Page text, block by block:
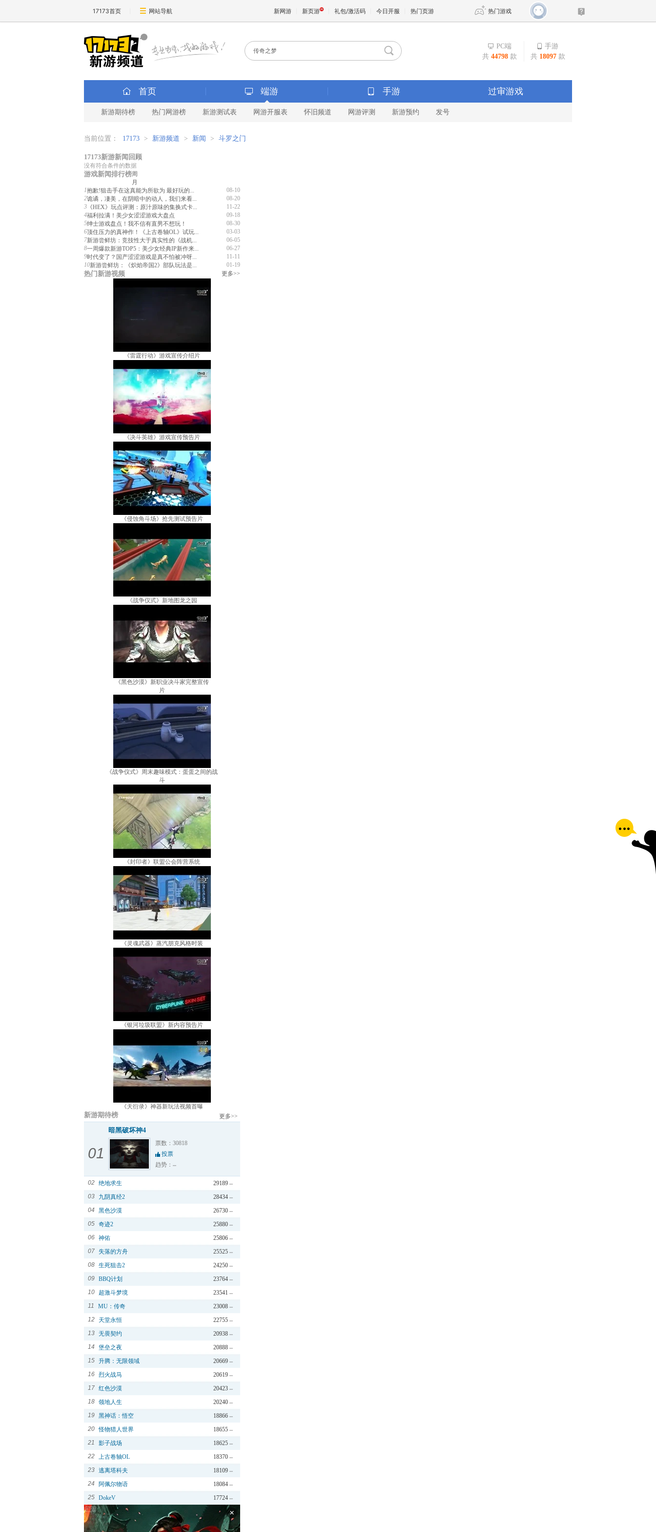
17173首页 网站导航 新网游 新页游 礼包/激活码 今日开服 热门页游 热门游戏
传奇4
新天龙八部
王权与自由
PC端
共 44798 款
手游
共 18097 款
首页 端游 手游 过审游戏
新游期待榜 热门网游榜 新游测试表 网游开服表 怀旧频道 网游评测 新游预约 发号
当前位置： 17173 > 新游频道 > 新闻 > 斗罗之门
17173新游新闻回顾
没有符合条件的数据
游戏新闻排行榜周
月
1
08-10
抱歉!狙击手在这真能为所欲为 最好玩的...
2
08-20
诡谲，凄美，在阴暗中的动人，我们来看...
3
11-22
《HEX》玩点评测：原汁原味的集换式卡...
4
09-18
福利拉满！美少女涩涩游戏大盘点
5
08-30
绅士游戏盘点！我不信有直男不想玩！
6
03-03
顶住压力的真神作！《上古卷轴OL》试玩...
7
06-05
新游尝鲜坊：竞技性大于真实性的《战机...
8
06-27
一周爆款新游TOP5：美少女经典IP新作来...
9
11-11
时代变了？国产涩涩游戏是真不怕被冲呀...
10
01-19
新游尝鲜坊：《炽焰帝国2》部队玩法是...
热门新游视频 更多>>
《雷霆行动》游戏宣传介绍片
《决斗英雄》游戏宣传预告片
《侵蚀角斗场》抢先测试预告片
《战争仪式》新地图龙之园
《黑色沙漠》新职业决斗家完整宣传
片
《战争仪式》周末趣味模式：蛋蛋之间的战
斗
《封印者》联盟公会阵营系统
《灵魂武器》蒸汽朋克风格时装
《银河垃圾联盟》新内容预告片
《天衍录》神器新玩法视频首曝
新游期待榜 更多>>
01
暗黑破坏神4
票数：30818
投票
趋势：
02 29189
绝地求生
03
28434
九阴真经2
04
26730
黑色沙漠
05
25880
奇迹2
06
25806
神佑
07
25525
失落的方舟
08
24250
生死狙击2
09
23764
BBQ计划
10
23541
超激斗梦境
11
23008
MU：传奇
12
22755
天堂永恒
13
20938
无畏契约
14
20888
堡垒之夜
15
20669
升腾：无限领域
16
20619
烈火战马
17
20423
红色沙漠
18
20240
领地人生
19
18866
黑神话：悟空
20
18655
怪物猎人世界
21
18625
影子战场
22
18370
上古卷轴OL
23
18109
逃离塔科夫
24
18084
阿佩尔物语
25
17724
DokeV
×